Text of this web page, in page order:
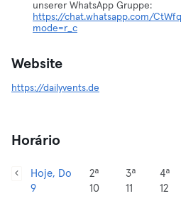
unserer WhatsApp Gruppe:
https://chat.whatsapp.com/
mode=r_c
Website
https://dailyvents.de
Horário
Hoje, Do
9
2ª
10
3ª
11
4ª
12